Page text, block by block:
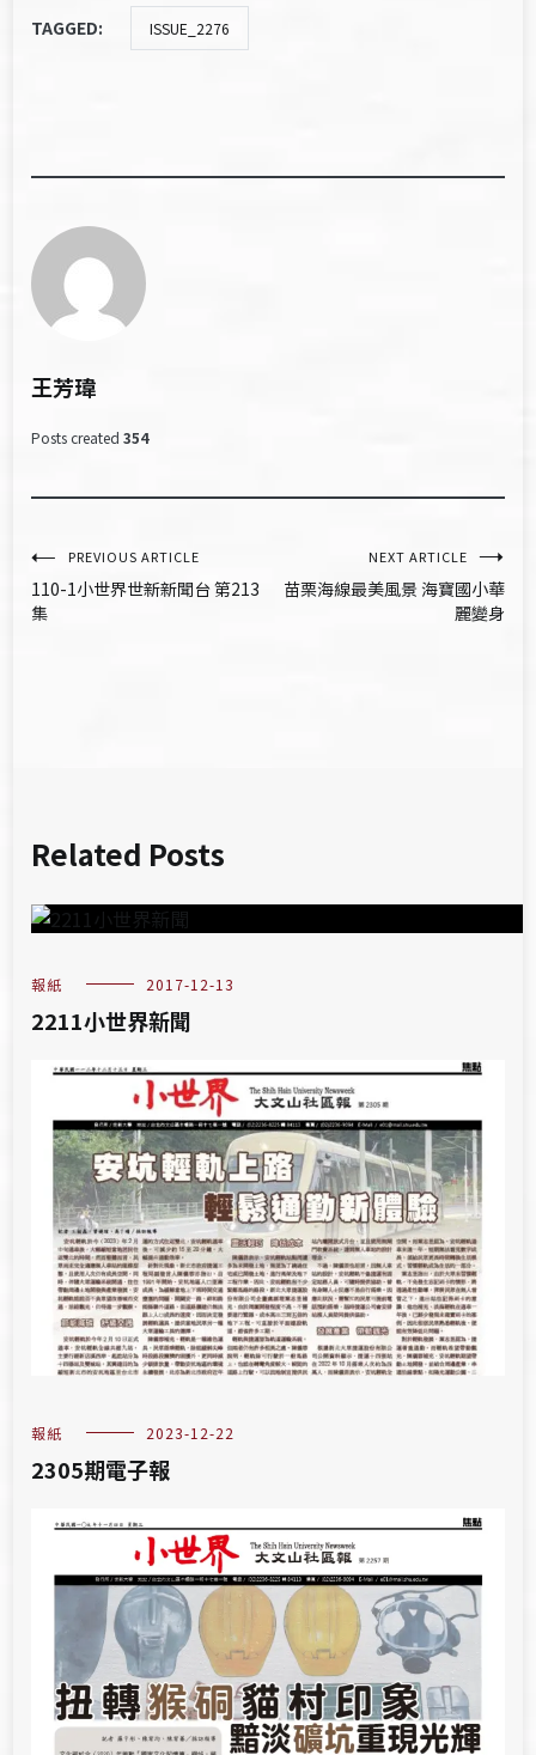
TAGGED: ISSUE_2276
王芳瑋
Posts created 354
文
章
PREVIOUS ARTICLE
110-1小世界世新新聞台 第213
集
NEXT ARTICLE
苗栗海線最美風景 海寶國小華
麗變身
Related Posts
報紙 2017-12-13
2211小世界新聞
報紙 2023-12-22
2305期電子報